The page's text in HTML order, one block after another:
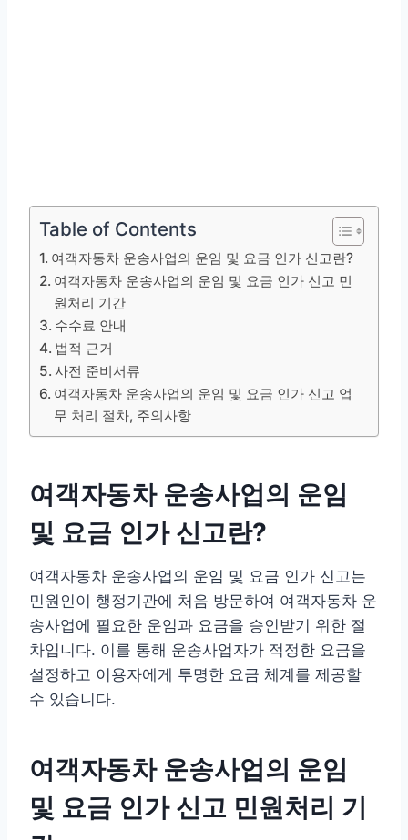
Table of Contents
여객자동차 운송사업의 운임 및 요금 인가 신고란?
여객자동차 운송사업의 운임 및 요금 인가 신고 민
원처리 기간
수수료 안내
법적 근거
사전 준비서류
여객자동차 운송사업의 운임 및 요금 인가 신고 업
무 처리 절차, 주의사항
여객자동차 운송사업의 운임
및 요금 인가 신고란?
여객자동차 운송사업의 운임 및 요금 인가 신고는
민원인이 행정기관에 처음 방문하여 여객자동차 운
송사업에 필요한 운임과 요금을 승인받기 위한 절
차입니다. 이를 통해 운송사업자가 적정한 요금을
설정하고 이용자에게 투명한 요금 체계를 제공할
수 있습니다.
여객자동차 운송사업의 운임
및 요금 인가 신고 민원처리 기